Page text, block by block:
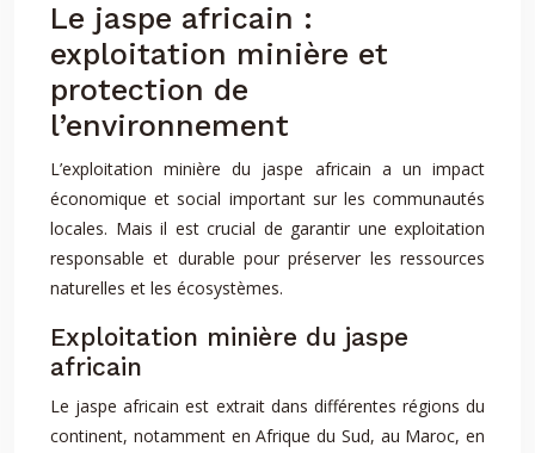
Le jaspe africain :
exploitation minière et
protection de
l’environnement
L’exploitation minière du jaspe africain a un impact
économique et social important sur les communautés
locales. Mais il est crucial de garantir une exploitation
responsable et durable pour préserver les ressources
naturelles et les écosystèmes.
Exploitation minière du jaspe
africain
Le jaspe africain est extrait dans différentes régions du
continent, notamment en Afrique du Sud, au Maroc, en